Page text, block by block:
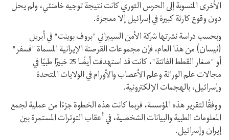
الأخرى المنسوبة إلى الحرس الثوري كانت نتيجة توجيه خامنئي، ولم يحل
دون وقوع كارثة كبيرة في إسرائيل إلا معجزة.
وبحسب دراسة نشرتها شركة الأمن السيبراني "بروف بوينت" في أبريل
(نيسان) من هذا العام، فإن مجموعات القرصنة الإيرانية المسماة "فسفر"
أو "صغار القطط الفاتنة"، كانت قد استهدفت أيضًا 25 خبيرًا طبيًا في
مجالات علم الوراثة وعلم الأعصاب والأورام في الولايات المتحدة
وإسرائيل، بالهجمات الإلكترونية.
ووفقًا لتقرير هذه المؤسسة، فربما كانت هذه الخطوة جزءًا من عملية لجمع
المعلومات الطبية والبيانات الشخصية، في أعقاب التوترات المستمرة بين
إيران وإسرائيل.